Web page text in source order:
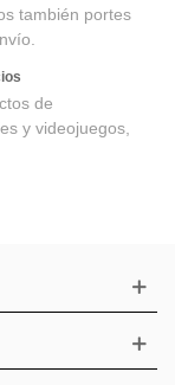
también portes
de
y videojuegos,